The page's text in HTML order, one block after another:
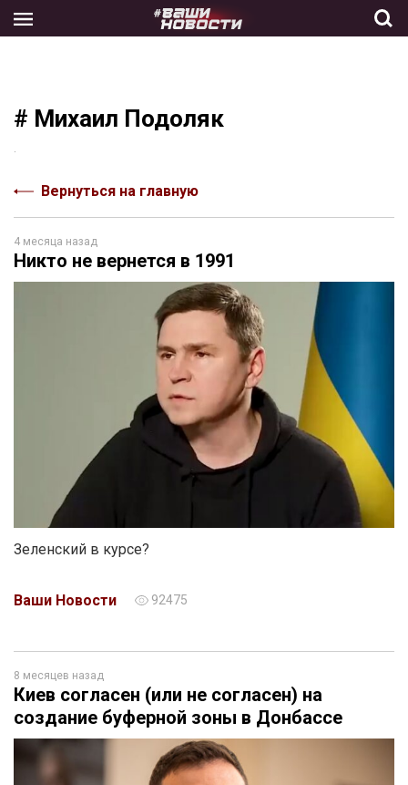
the
# Михаил Подоляк
Вернуться на главную
4 месяца назад
Никто не вернется в 1991
Зеленский в курсе?
Ваши Новости 92475
8 месяцев назад
Киев согласен (или не согласен) на
создание буферной зоны в Донбассе